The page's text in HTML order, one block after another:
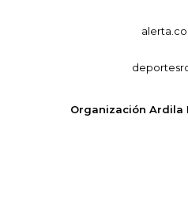
Organización Ardila